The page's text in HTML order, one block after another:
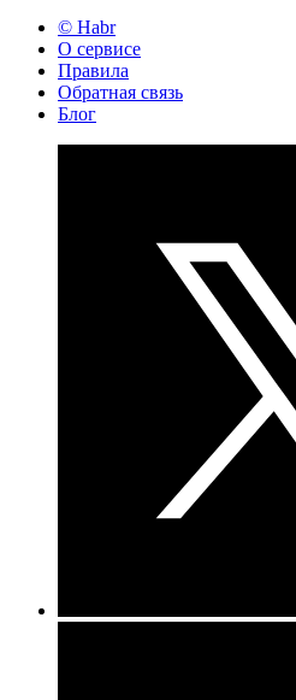
© Habr
О сервисе
Правила
Обратная связь
Блог